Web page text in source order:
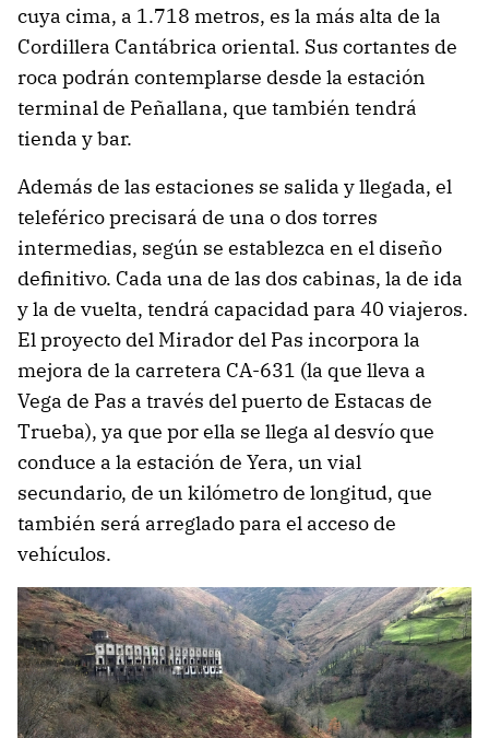
cuya cima, a 1.718 metros, es la más alta de la
Cordillera Cantábrica oriental. Sus cortantes de
roca podrán contemplarse desde la estación
terminal de Peñallana, que también tendrá
tienda y bar.
Además de las estaciones se salida y llegada, el
teleférico precisará de una o dos torres
intermedias, según se establezca en el diseño
definitivo. Cada una de las dos cabinas, la de ida
y la de vuelta, tendrá capacidad para 40 viajeros.
El proyecto del Mirador del Pas incorpora la
mejora de la carretera CA-631 (la que lleva a
Vega de Pas a través del puerto de Estacas de
Trueba), ya que por ella se llega al desvío que
conduce a la estación de Yera, un vial
secundario, de un kilómetro de longitud, que
también será arreglado para el acceso de
vehículos.